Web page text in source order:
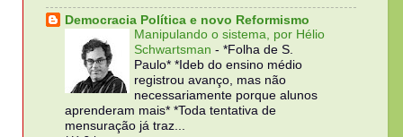
Democracia Política e novo Reformismo
Manipulando o sistema, por Hélio
Schwartsman - *Folha de S.
Paulo* *Ideb do ensino médio
registrou avanço, mas não
necessariamente porque alunos
aprenderam mais* *Toda tentativa de
mensuração já traz...